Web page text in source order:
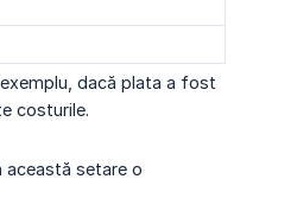
dacă plata a fost
costurile.
această setare o